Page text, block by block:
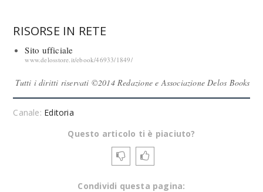
RISORSE IN RETE
Sito ufficiale
www.delosstore.it/ebook/46933/1849/
Tutti i diritti riservati ©2014 Redazione e Associazione Delos Books
Canale: Editoria
Questo articolo ti è piaciuto?
Condividi questa pagina: